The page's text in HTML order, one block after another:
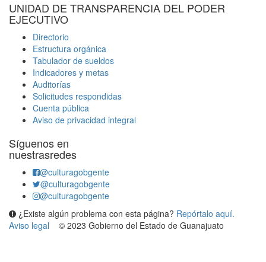
UNIDAD DE TRANSPARENCIA DEL PODER
EJECUTIVO
Directorio
Estructura orgánica
Tabulador de sueldos
Indicadores y metas
Auditorías
Solicitudes respondidas
Cuenta pública
Aviso de privacidad integral
Síguenos en
nuestrasredes
@culturagobgente
@culturagobgente
@culturagobgente
¿Existe algún problema con esta página? Repórtalo aquí.
Aviso legal
© 2023 Gobierno del Estado de Guanajuato